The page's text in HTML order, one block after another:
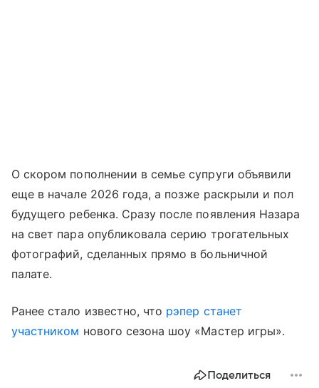
О скором пополнении в семье супруги объявили
еще в начале 2026 года, а позже раскрыли и пол
будущего ребенка. Сразу после появления Назара
на свет пара опубликовала серию трогательных
фотографий, сделанных прямо в больничной
палате.
Ранее стало известно, что рэпер станет
участником нового сезона шоу «Мастер игры».
Поделиться